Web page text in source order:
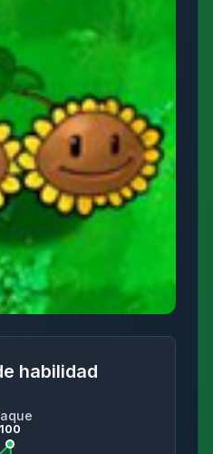
habilidad
100